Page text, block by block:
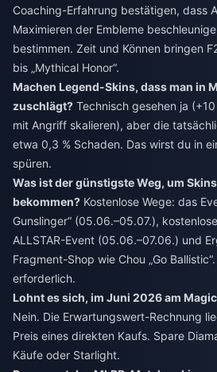
Coaching-Erfahrung bestätigen, dass
Maximieren der Embleme
bestimmen. Zeit und Können bringen
bis „Mythical Honor“.
Machen Legend-Skins, dass man in
zuschlägt? Technisch gesehen ja
mit Angriff skalieren), aber die
etwa 0,3 % Schaden. Das wirst du in
spüren.
Was ist der günstigste Weg, um
bekommen? Kostenlose Wege: das
Gunslinger“ (05.06.–05.07.),
ALLSTAR-Event (05.06.–07.06.) und
Fragment-Shop wie Chou „Go
erforderlich.
Lohnt es sich, im Juni 2026 am
Nein. Die Erwartungswert-Rechnung
Preis eines direkten Kaufs. Spare
Käufe oder Starlight.